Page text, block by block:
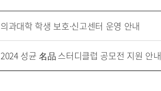
의과대학 학생 보호·신고센터 운영 안내
2024 성균 名品 스터디클럽 공모전 지원 안내